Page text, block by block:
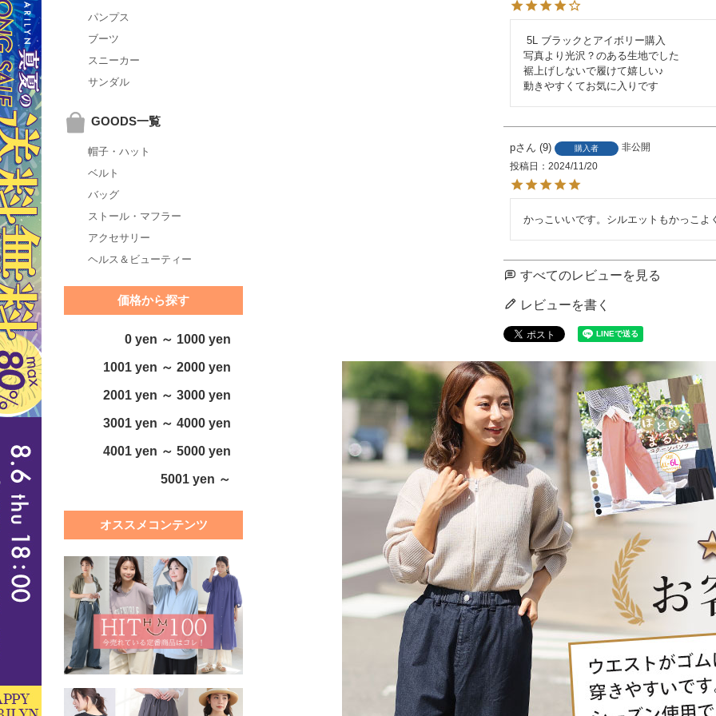
パンプス
ブーツ
スニーカー
サンダル
GOODS一覧
帽子・ハット
ベルト
バッグ
ストール・マフラー
アクセサリー
ヘルス＆ビューティー
価格から探す
0 yen ～ 1000 yen
1001 yen ～ 2000 yen
2001 yen ～ 3000 yen
3001 yen ～ 4000 yen
4001 yen ～ 5000 yen
5001 yen ～
オススメコンテンツ
5L ブラックとアイボリー購入
写真より光沢？のある生地でした
裾上げしないで履けて嬉しい♪
動きやすくてお気に入りです
p 9 購入者
非公開
投稿日
2024/11/20
かっこいいです。シルエットもかっこよ
すべてのレビューを見る
レビューを書く